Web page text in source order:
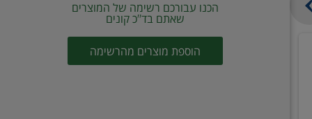
הכנו עבורכם רשימה של המוצרים
שאתם בד"כ קונים
הוספת מוצרים מהרשימה